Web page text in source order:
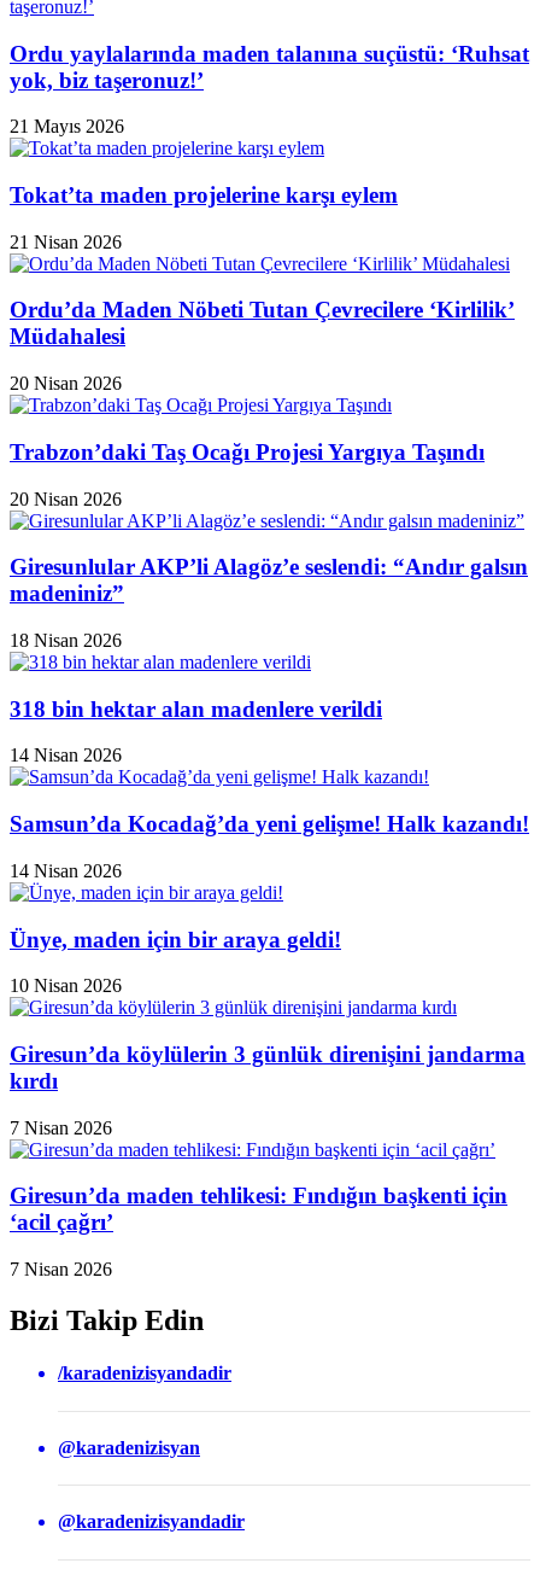
Ordu yaylalarında maden talanına suçüstü: ‘Ruhsat
yok, biz taşeronuz!’
21 Mayıs 2026
Tokat’ta maden projelerine karşı eylem
21 Nisan 2026
Ordu’da Maden Nöbeti Tutan Çevrecilere ‘Kirlilik’
Müdahalesi
20 Nisan 2026
Trabzon’daki Taş Ocağı Projesi Yargıya Taşındı
20 Nisan 2026
Giresunlular AKP’li Alagöz’e seslendi: “Andır galsın
madeniniz”
18 Nisan 2026
318 bin hektar alan madenlere verildi
14 Nisan 2026
Samsun’da Kocadağ’da yeni gelişme! Halk kazandı!
14 Nisan 2026
Ünye, maden için bir araya geldi!
10 Nisan 2026
Giresun’da köylülerin 3 günlük direnişini jandarma
kırdı
7 Nisan 2026
Giresun’da maden tehlikesi: Fındığın başkenti için
‘acil çağrı’
7 Nisan 2026
Bizi Takip Edin
/karadenizisyandadir
@karadenizisyan
@karadenizisyandadir